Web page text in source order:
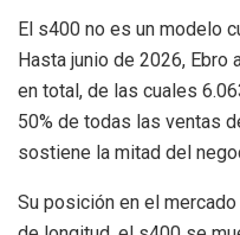
El s400 no es un modelo
Hasta junio de 2026, Ebro
en total, de las cuales
50% de todas las ventas
sostiene la mitad del
Su posición en el